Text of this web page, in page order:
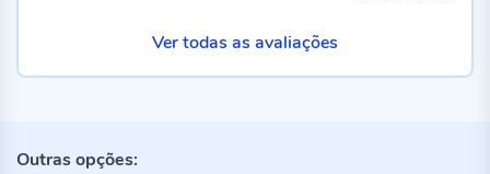
Ver todas as avaliações
Outras opções: